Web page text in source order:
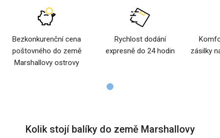
Bezkonkurenční cena
poštovného do země
Marshallovy ostrovy
Rychlost dodání
expresně do 24 hodin
zásilky
Kolik stojí balíky do země Marshallovy